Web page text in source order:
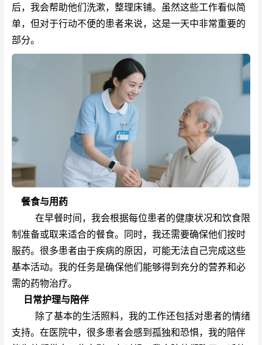
后，我会帮助他们洗漱，整理床铺。虽然这些工作看似简
单，但对于行动不便的患者来说，这是一天中非常重要的
部分。
餐食与用药
在早餐时间，我会根据每位患者的健康状况和饮食限
制准备或取来适合的餐食。同时，我还需要确保他们按时
服药。很多患者由于疾病的原因，可能无法自己完成这些
基本活动。我的任务是确保他们能够得到充分的营养和必
需的药物治疗。
日常护理与陪伴
除了基本的生活照料，我的工作还包括对患者的情绪
支持。在医院中，很多患者会感到孤独和恐惧，我的陪伴